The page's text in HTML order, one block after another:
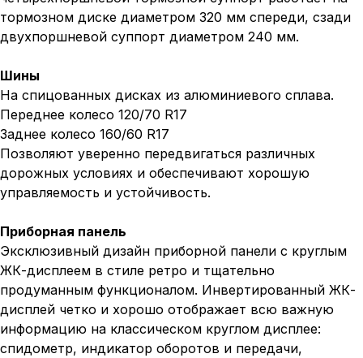
тормозном диске диаметром 320 мм спереди, сзади
двухпоршневой суппорт диаметром 240 мм.
Шины
На спицованных дисках из алюминиевого сплава.
Переднее колесо 120/70 R17
Заднее колесо 160/60 R17
Позволяют уверенно передвигаться различных
дорожных условиях и обеспечивают хорошую
управляемость и устойчивость.
Приборная панель
Эксклюзивный дизайн приборной панели с круглым
ЖК-дисплеем в стиле ретро и тщательно
продуманным функционалом. Инвертированный ЖК-
дисплей четко и хорошо отображает всю важную
информацию на классическом круглом дисплее:
спидометр, индикатор оборотов и передачи,